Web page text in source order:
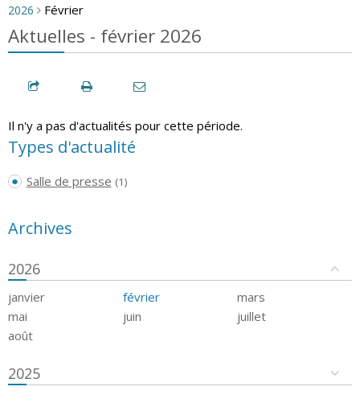
2026 > Février
Aktuelles - février 2026
Il n'y a pas d'actualités pour cette période.
Types d'actualité
Salle de presse (1)
Archives
2026
janvier février
mars
mai
juin
juillet
août
2025